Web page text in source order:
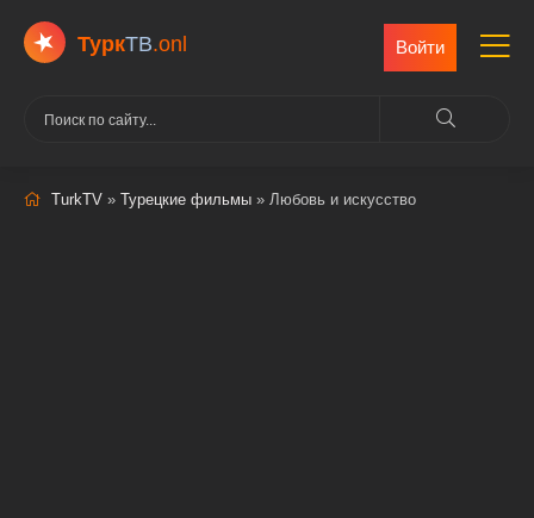
ТуркТВ.onl Войти
TurkTV » Турецкие фильмы » Любовь и искусство